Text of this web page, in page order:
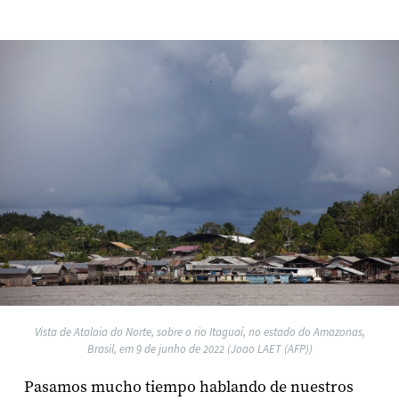
Vista de Atalaia do Norte, sobre o rio Itaguaí, no estado do Amazonas,
Brasil, em 9 de junho de 2022 (Joao LAET (AFP))
Pasamos mucho tiempo hablando de nuestros